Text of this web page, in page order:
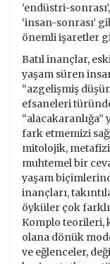
’endüstri-
‘insan-sonrası’
önemli işaretler
Batıl inançlar,
yaşam süren
“azgelişmiş
efsaneleri
fark etmemizi
mitolojik,
muhtemel bir
yaşam
inançları,
öyküler çok
Komplo teorileri,
olana dönük
ve eğlenceler,